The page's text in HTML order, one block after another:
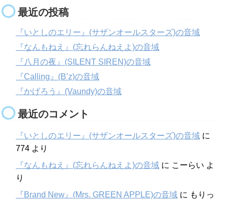
最近の投稿
『いとしのエリー』(サザンオールスターズ)の音域
『なんもねえ』(忘れらんねえよ)の音域
『八月の夜』(SILENT SIREN)の音域
『Calling』(B’z)の音域
『かげろう』(Vaundy)の音域
最近のコメント
『いとしのエリー』(サザンオールスターズ)の音域 に
774 より
『なんもねえ』(忘れらんねえよ)の音域 に こーらい よ
り
『Brand New』(Mrs. GREEN APPLE)の音域 に もりっ